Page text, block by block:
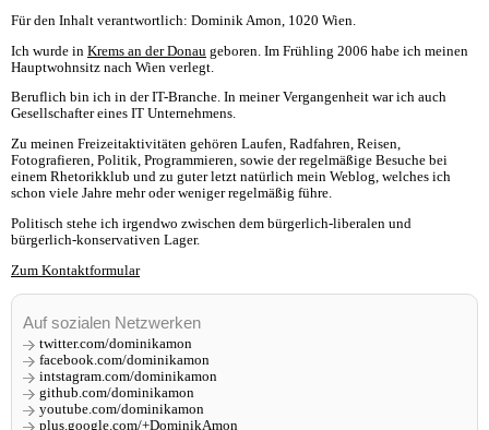
Für den Inhalt verantwortlich: Dominik Amon, 1020 Wien.
Ich wurde in Krems an der Donau geboren. Im Frühling 2006 habe ich meinen
Hauptwohnsitz nach Wien verlegt.
Beruflich bin ich in der IT-Branche. In meiner Vergangenheit war ich auch
Gesellschafter eines IT Unternehmens.
Zu meinen Freizeitaktivitäten gehören Laufen, Radfahren, Reisen,
Fotografieren, Politik, Programmieren, sowie der regelmäßige Besuche bei
einem Rhetorikklub und zu guter letzt natürlich mein Weblog, welches ich
schon viele Jahre mehr oder weniger regelmäßig führe.
Politisch stehe ich irgendwo zwischen dem bürgerlich-liberalen und
bürgerlich-konservativen Lager.
Zum Kontaktformular
Auf sozialen Netzwerken
twitter.com/dominikamon
facebook.com/dominikamon
intstagram.com/dominikamon
github.com/dominikamon
youtube.com/dominikamon
plus.google.com/+DominikAmon